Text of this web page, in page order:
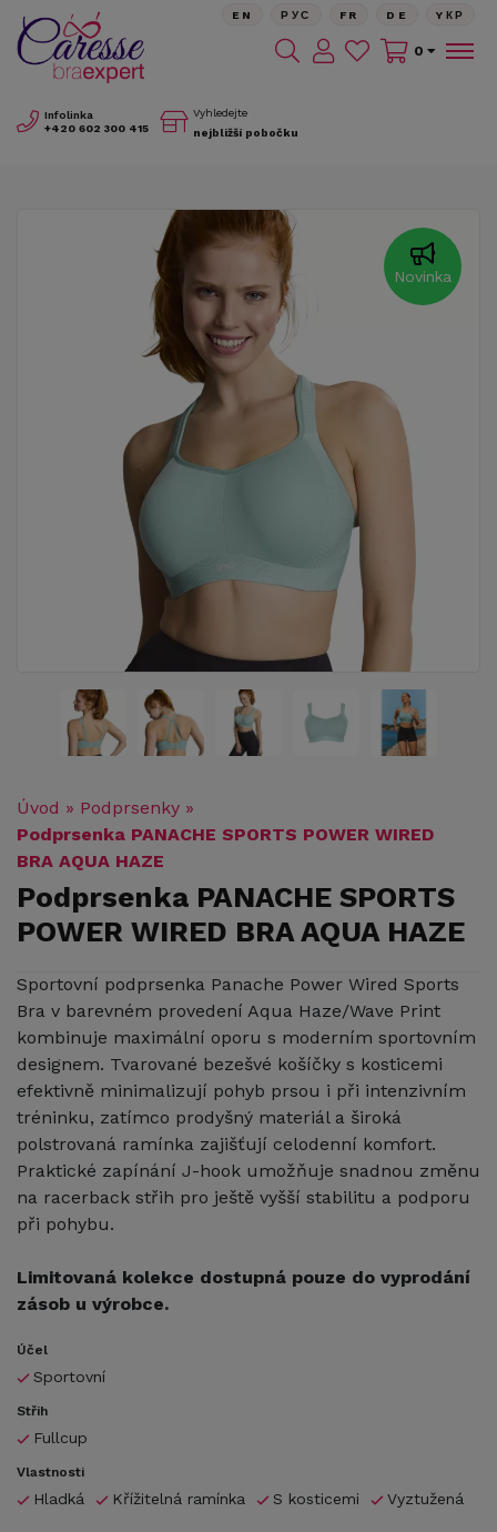
Infolinka
+420 602 300 415
Vyhledejte
nejbližší pobočku
EN РУС FR DE YКР
0
Novinka
Úvod » Podprsenky »
Podprsenka PANACHE SPORTS POWER WIRED
BRA AQUA HAZE
Podprsenka PANACHE SPORTS
POWER WIRED BRA AQUA HAZE
Sportovní podprsenka Panache Power Wired Sports
Bra v barevném provedení Aqua Haze/Wave Print
kombinuje maximální oporu s moderním sportovním
designem. Tvarované bezešvé košíčky s kosticemi
efektivně minimalizují pohyb prsou i při intenzivním
tréninku, zatímco prodyšný materiál a široká
polstrovaná ramínka zajišťují celodenní komfort.
Praktické zapínání J-hook umožňuje snadnou změnu
na racerback střih pro ještě vyšší stabilitu a podporu
při pohybu.
Limitovaná kolekce dostupná pouze do vyprodání
zásob u výrobce.
Účel
Sportovní
Střih
Fullcup
Vlastnosti
Hladká Křížitelná ramínka S kosticemi Vyztužená